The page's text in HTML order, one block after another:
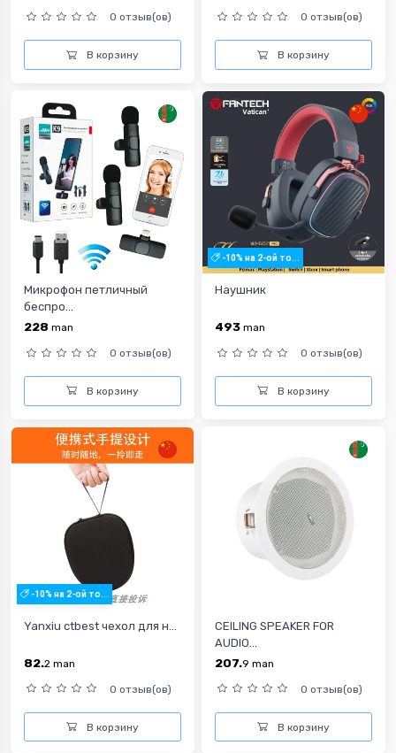
0 отзыв(ов)
В корзину
0 отзыв(ов)
В корзину
Микрофон петличный
беспро...
228 man
0 отзыв(ов)
В корзину
-10% на 2-ой то...
Наушник
493 man
0 отзыв(ов)
В корзину
-10% на 2-ой то...
Yanxiu ctbest чехол для н...
82.2 man
0 отзыв(ов)
В корзину
CEILING SPEAKER FOR
AUDIO...
207.9 man
0 отзыв(ов)
В корзину